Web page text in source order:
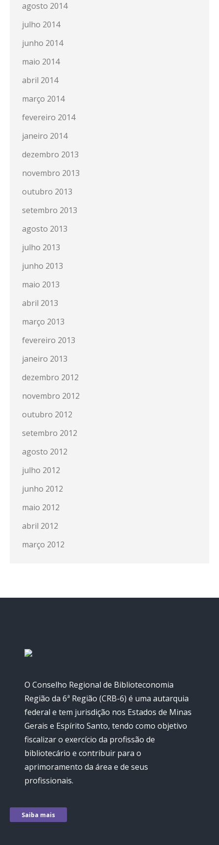
agosto 2014
julho 2014
junho 2014
maio 2014
abril 2014
março 2014
fevereiro 2014
janeiro 2014
dezembro 2013
novembro 2013
outubro 2013
setembro 2013
agosto 2013
julho 2013
junho 2013
maio 2013
abril 2013
março 2013
fevereiro 2013
janeiro 2013
dezembro 2012
novembro 2012
outubro 2012
setembro 2012
agosto 2012
julho 2012
junho 2012
maio 2012
abril 2012
março 2012
O Conselho Regional de Biblioteconomia
Região da 6ª Região (CRB-6) é uma autarquia
federal e tem jurisdição nos Estados de Minas
Gerais e Espírito Santo, tendo como objetivo
fiscalizar o exercício da profissão de
bibliotecário e contribuir para o
aprimoramento da área e de seus
profissionais.
Saiba mais